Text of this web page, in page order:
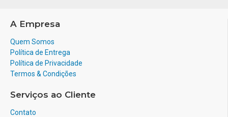
A Empresa
Quem Somos
Política de Entrega
Política de Privacidade
Termos & Condições
Serviços ao Cliente
Contato